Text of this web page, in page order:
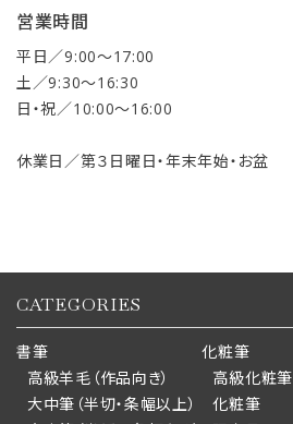
営業時間
平日／9:00〜17:00
土／9:30〜16:30
日・祝／10:00〜16:00
休業日／第３日曜日・年末年始・お盆
CATEGORIES
書筆
高級羊毛（作品向き）
大中筆（半切・条幅以上）
化粧筆
高級化粧筆
化粧筆